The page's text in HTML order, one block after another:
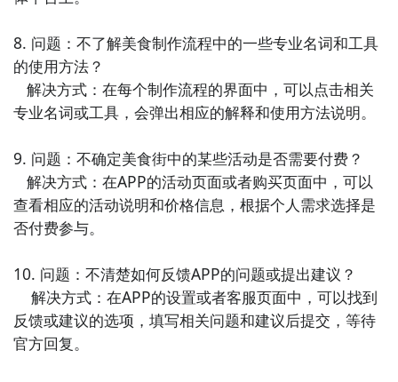
8. 问题：不了解美食制作流程中的一些专业名词和工具
的使用方法？
专业名词或工具，会弹出相应的解释和使用方法说明。
9. 问题：不确定美食街中的某些活动是否需要付费？
查看相应的活动说明和价格信息，根据个人需求选择是
否付费参与。
10. 问题：不清楚如何反馈APP的问题或提出建议？
反馈或建议的选项，填写相关问题和建议后提交，等待
官方回复。